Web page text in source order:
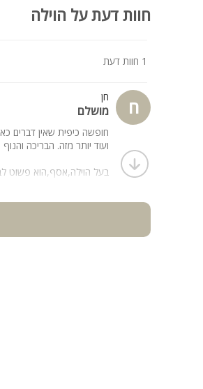
חוות דעת על הוילה
1 חוות דעת
ח חן
מושלם
חופשה כיפית שאין דברים
ועוד יותר מזה. הבריכה
בעל הוילה,אסף,הוא פשוט
אנו עוזבים עם טעם נוסף